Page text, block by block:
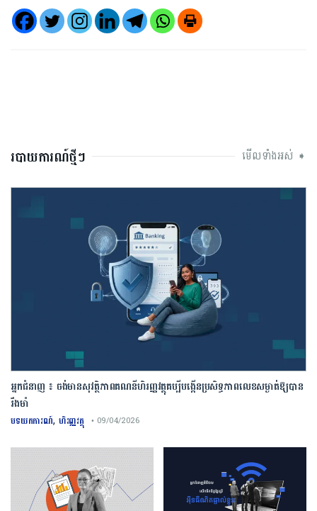
របាយការណ៍ថ្មីៗ មើលទាំងអស់ ➧
អ្នកជំនាញ ៖ ចង់មានសុវត្ថិភាពគណនីហិរញ្ញវត្ថុគប្បីបង្កើនប្រសិទ្ធភាពលេខសម្ងាត់ឱ្យបាន
រឹងមាំ
បទយកការណ៍, ហិរញ្ញវត្ថុ • 09/04/2026